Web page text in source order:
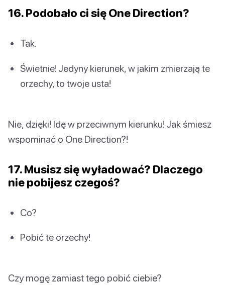
16. Podobało ci się One Direction?
Tak.
Świetnie! Jedyny kierunek, w jakim zmierzają te
orzechy, to twoje usta!
Nie, dzięki! Idę w przeciwnym kierunku! Jak śmiesz
wspominać o One Direction?!
17. Musisz się wyładować? Dlaczego
nie pobijesz czegoś?
Co?
Pobić te orzechy!
Czy mogę zamiast tego pobić ciebie?